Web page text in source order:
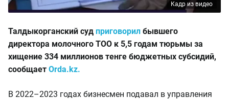
Кадр из видео
Талдыкорганский суд приговорил бывшего
директора молочного ТОО к 5,5 годам тюрьмы за
хищение 334 миллионов тенге бюджетных субсидий,
сообщает Orda.kz.
В 2022–2023 годах бизнесмен подавал в управления